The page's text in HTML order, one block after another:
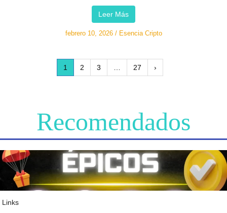
Leer Más
febrero 10, 2026/ Esencia Cripto
1 2 3 27 ›
Recomendados
Links